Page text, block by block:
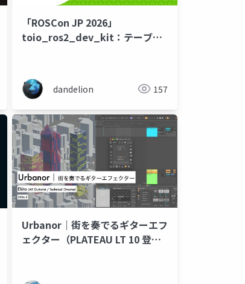
「ROSCon JP 2026」
toio_ros2_dev_kit：テーブル
dandelion 157
Urbanor｜街を奏でるギターエフ
ェクター（PLATEAU LT 10 登壇